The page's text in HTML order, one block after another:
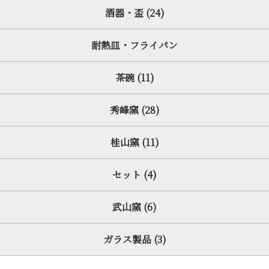
酒器・盃 (24)
耐熱皿・フライパン
茶碗 (11)
秀峰窯 (28)
桂山窯 (11)
セット (4)
武山窯 (6)
ガラス製品 (3)